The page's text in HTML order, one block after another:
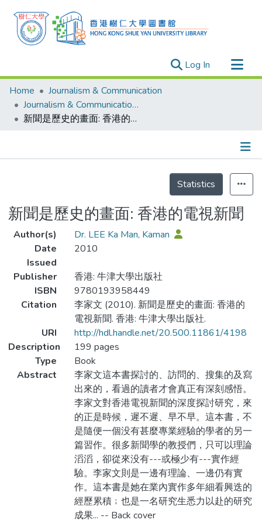
Log In (current)
Research Outputs
Researchers
Organizations
Events
Home
Journalism & Communication
Journalism & Communication - Publication
新聞是歷史的畫面: 香港的電視新聞
Statistics
新聞是歷史的畫面: 香港的電視新聞
Author(s)
Dr. LEE Ka Man, Kaman
Date
Issued
2010
Publisher
香港: 牛津大學出版社
ISBN
9780193958449
Citation
李家文 (2010). 新聞是歷史的畫面: 香港的
電視新聞. 香港: 牛津大學出版社.
URI
http://hdl.handle.net/20.500.11861/4198
Description
199 pages
Type
Book
Abstract
李家文這本書探討的、訪問的、搜集的及寫
出來的，看過的讀者才會真正有深刻感悟。
李家文對香港電視新聞的深度探討研究，來
的正是時候，遲不遲、早不早。這本書，不
是隨便一個没有甚麼專業經驗的學者的另一
篇習作。很多新聞學的教授們，只可以理論
滔滔，卻從來没有---或極少有---實作經
驗。李家文則是一邊有理論、一邊仍有實
作。這本書是她在業內實作多年細看興迭的
經歷累積﹔也是一名研究生悉力以赴的研究
成果... -- Back cover